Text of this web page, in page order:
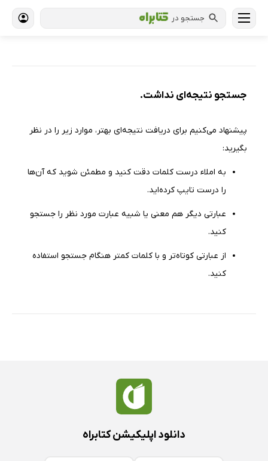
جستجو در
جستجو نتیجه‌ای نداشت.
پیشنهاد می‌كنیم برای دریافت نتیجه‌ای بهتر، موارد زیر را در نظر
بگیرید:
به املاء درست کلمات دقت كنید و مطمئن شوید كه آن‌ها
را درست تایپ كرده‌اید.
عبارتی دیگر هم معنی یا شبیه عبارت مورد نظر را جستجو
كنید.
از عبارتی كوتاه‌تر و با كلمات كمتر هنگام جستجو استفاده
كنید.
دانلود اپلیکیشن کتابراه